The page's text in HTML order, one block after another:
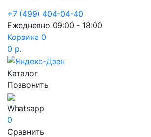
+7 (499) 404-04-40
Ежедневно 09:00 - 18:00
Корзина 0
0 р.
Каталог
Позвонить
Whatsapp
0
Сравнить